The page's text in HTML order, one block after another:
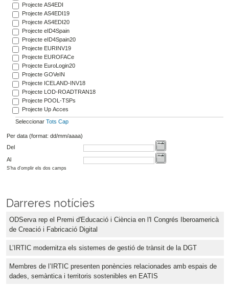
Projecte AS4EDI
Projecte AS4EDI19
Projecte AS4EDI20
Projecte eID4Spain
Projecte eID4Spain20
Projecte EURINV19
Projecte EUROFACe
Projecte EuroLogin20
Projecte GOVeIN
Projecte ICELAND-INV18
Projecte LOD-ROADTRAN18
Projecte POOL-TSPs
Projecte Up Acces
Seleccionar Tots Cap
Per data (format: dd/mm/aaaa)
Del
Al
S'ha d'omplir els dos camps
Darreres notícies
ODServa rep el Premi d'Educació i Ciència en l'I Congrés Iberoamericà
de Creació i Fabricació Digital
L’IRTIC modernitza els sistemes de gestió de trànsit de la DGT
Membres de l’IRTIC presenten ponències relacionades amb espais de
dades, semàntica i territoris sostenibles en EATIS